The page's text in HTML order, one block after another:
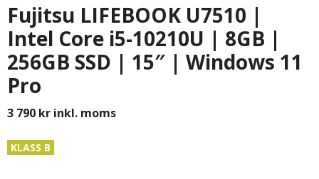
Fujitsu LIFEBOOK U7510 |
Intel Core i5-10210U | 8GB |
256GB SSD | 15″ | Windows 11
Pro
3 790 kr inkl. moms
KLASS B